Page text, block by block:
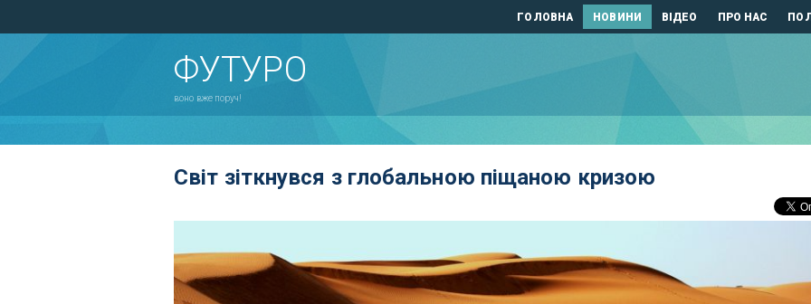
ГОЛОВНА НОВИНИ ВІДЕО ПРО НАС
ФУТУРО
воно вже поруч!
Світ зіткнувся з глобальною піщаною кризою